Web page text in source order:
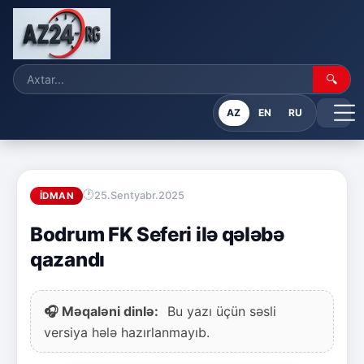
🔍
AZ EN RU
İDMAN 25.Sentyabr.2025
Bodrum FK Seferi ilə qələbə
qazandı
🎧 Məqaləni dinlə:
Bu yazı üçün səsli
versiya hələ hazırlanmayıb.